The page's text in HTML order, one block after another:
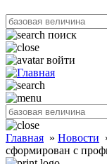
поиск
войти
Главная » Новости
сформирован с